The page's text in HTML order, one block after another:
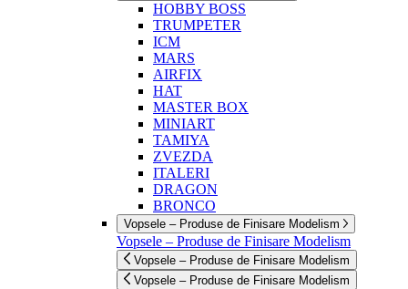
HOBBY BOSS
TRUMPETER
ICM
MARS
AIRFIX
HAT
MASTER BOX
MINIART
TAMIYA
ZVEZDA
ITALERI
DRAGON
BRONCO
Vopsele – Produse de Finisare Modelism
Vopsele – Produse de Finisare Modelism
Vopsele – Produse de Finisare Modelism
Vopsele – Produse de Finisare Modelism